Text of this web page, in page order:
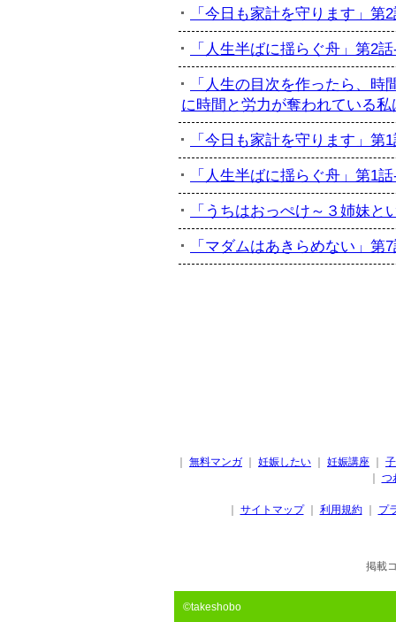
「今日も家計を守ります」第
「人生半ばに揺らぐ舟」第2
「人生の目次を作ったら、
に時間と労力が奪われている私
「今日も家計を守ります」第
「人生半ばに揺らぐ舟」第1
「うちはおっぺけ～３姉妹
「マダムはあきらめない」
無料マンガ 妊娠したい 妊娠講座
つ
サイトマップ 利用規約 プ
掲載
©takeshobo